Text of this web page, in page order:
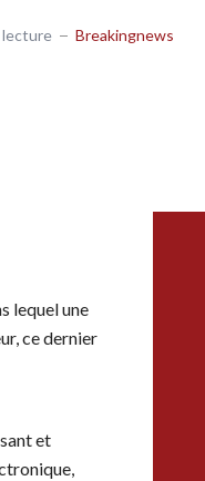
lecture Breakingnews
lequel une
ce dernier
et